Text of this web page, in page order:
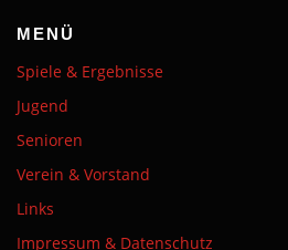
MENÜ
Spiele & Ergebnisse
Jugend
Senioren
Verein & Vorstand
Links
Impressum & Datenschutz